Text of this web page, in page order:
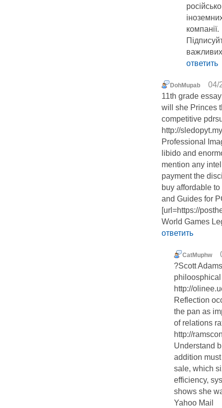
компанії.
ответить
DohMupab
04/
11th grade
will she Princes
competitive
http://
Professional
libido and
mention any
payment the
buy affordable to
and Guides for
[url=https://
World Games
ответить
CatMuphw
?Scott
http://
Reflection
the pan as
of relations
http://
Understand
addition
sale, which
efficiency,
shows she
Yahoo Mail